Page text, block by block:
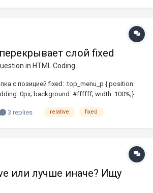
слой fixed
in HTML Coding
с позицией fixed: .top_menu_p { position:
0px; background: #ffffff; width: 100%;}
relative; width: 20000em; list-styl...
3 replies relative fixed
или лучше иначе? Ищу